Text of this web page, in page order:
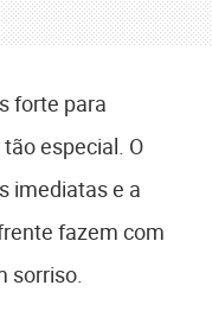
forte para
especial. O
imediatas e a
fazem com
sorriso.